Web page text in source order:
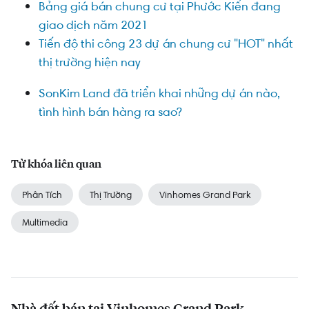
Bảng giá bán chung cư tại Phước Kiển đang
giao dịch năm 2021
Tiến độ thi công 23 dự án chung cư "HOT" nhất
thị trường hiện nay
SonKim Land đã triển khai những dự án nào,
tình hình bán hàng ra sao?
Từ khóa liên quan
Phân Tích Thị Trường Vinhomes Grand Park
Multimedia